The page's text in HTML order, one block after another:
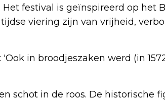
festival is geïnspireerd op het
viering zijn van vrijheid,
in broodjeszaken werd (in
schot in de roos. De historische